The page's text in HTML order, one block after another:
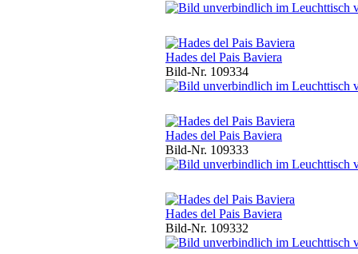
Hades del Pais Baviera
Bild-Nr. 109334
Hades del Pais Baviera
Bild-Nr. 109333
Hades del Pais Baviera
Bild-Nr. 109332